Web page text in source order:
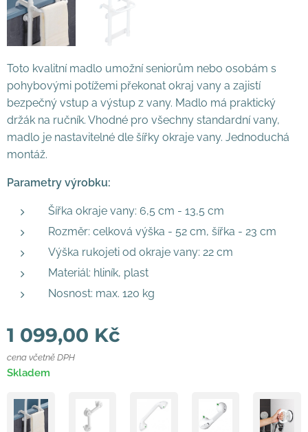
Toto kvalitní madlo umožní seniorům nebo osobám s
pohybovými potížemi překonat okraj vany a zajistí
bezpečný vstup a výstup z vany. Madlo má praktický
držák na ručník. Vhodné pro všechny standardní vany,
madlo je nastavitelné dle šířky okraje vany. Jednoduchá
montáž.
Parametry výrobku:
Šířka okraje vany: 6,5 cm - 13,5 cm
Rozměr: celková výška - 52 cm, šířka - 23 cm
Výška rukojeti od okraje vany: 22 cm
Materiál: hliník, plast
Nosnost: max. 120 kg
1 099,00 Kč
cena včetně DPH
Skladem